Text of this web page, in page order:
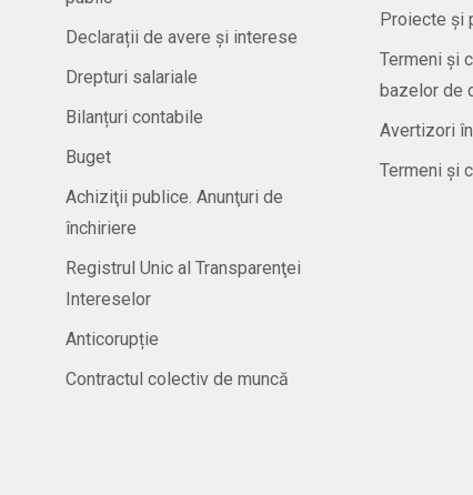
Declarații de avere și interese
Drepturi salariale
Bilanțuri contabile
Buget
Achiziţii publice. Anunţuri de
închiriere
Registrul Unic al Transparenţei
Intereselor
Anticorupție
Contractul colectiv de muncă
Proiecte și
Termeni și
bazelor de
Avertizori
Termeni și